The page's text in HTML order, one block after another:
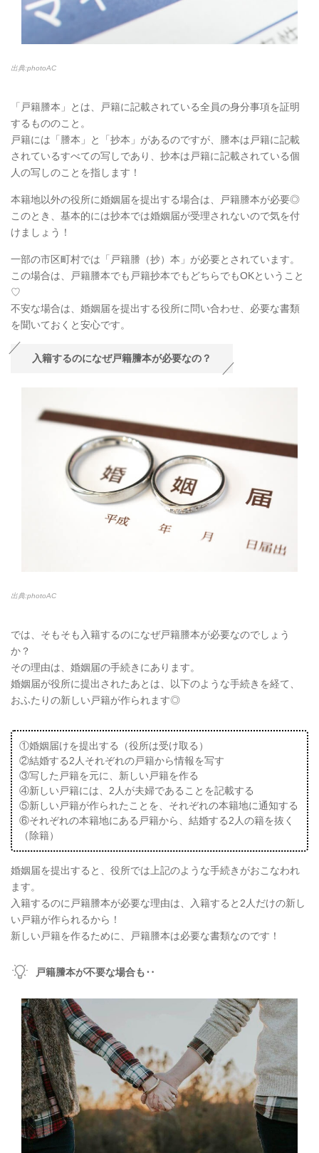
出典:photoAC
「戸籍謄本」とは、戸籍に記載されている全員の身分事項を証明
するもののこと。
戸籍には「謄本」と「抄本」があるのですが、謄本は戸籍に記載
されているすべての写しであり、抄本は戸籍に記載されている個
人の写しのことを指します！
本籍地以外の役所に婚姻届を提出する場合は、戸籍謄本が必要◎
このとき、基本的には抄本では婚姻届が受理されないので気を付
けましょう！
一部の市区町村では「戸籍謄（抄）本」が必要とされています。
この場合は、戸籍謄本でも戸籍抄本でもどちらでもOKということ
♡
不安な場合は、婚姻届を提出する役所に問い合わせ、必要な書類
を聞いておくと安心です。
入籍するのになぜ戸籍謄本が必要なの？
出典:photoAC
では、そもそも入籍するのになぜ戸籍謄本が必要なのでしょう
か？
その理由は、婚姻届の手続きにあります。
婚姻届が役所に提出されたあとは、以下のような手続きを経て、
おふたりの新しい戸籍が作られます◎
①婚姻届けを提出する（役所は受け取る）
②結婚する2人それぞれの戸籍から情報を写す
③写した戸籍を元に、新しい戸籍を作る
④新しい戸籍には、2人が夫婦であることを記載する
⑤新しい戸籍が作られたことを、それぞれの本籍地に通知する
⑥それぞれの本籍地にある戸籍から、結婚する2人の籍を抜く
（除籍）
婚姻届を提出すると、役所では上記のような手続きがおこなわれ
ます。
入籍するのに戸籍謄本が必要な理由は、入籍すると2人だけの新し
い戸籍が作られるから！
新しい戸籍を作るために、戸籍謄本は必要な書類なのです！
戸籍謄本が不要な場合も‥